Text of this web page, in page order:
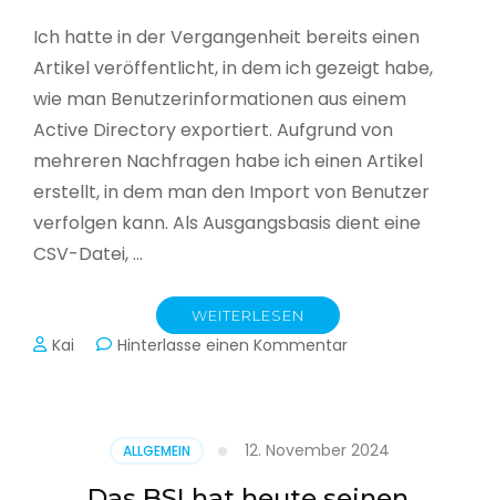
Ich hatte in der Vergangenheit bereits einen
Artikel veröffentlicht, in dem ich gezeigt habe,
wie man Benutzerinformationen aus einem
Active Directory exportiert. Aufgrund von
mehreren Nachfragen habe ich einen Artikel
erstellt, in dem man den Import von Benutzer
verfolgen kann. Als Ausgangsbasis dient eine
CSV-Datei, …
WEITERLESEN
Kai Hinterlasse einen Kommentarzu
aus
CSV
ALLGEMEIN 12. November 2024